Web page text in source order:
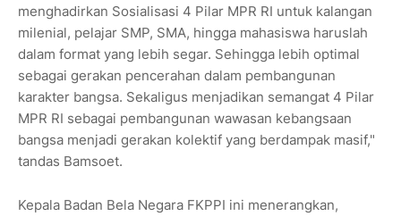
menghadirkan Sosialisasi 4 Pilar MPR RI untuk kalangan
milenial, pelajar SMP, SMA, hingga mahasiswa haruslah
dalam format yang lebih segar. Sehingga lebih optimal
sebagai gerakan pencerahan dalam pembangunan
karakter bangsa. Sekaligus menjadikan semangat 4 Pilar
MPR RI sebagai pembangunan wawasan kebangsaan
bangsa menjadi gerakan kolektif yang berdampak masif,"
tandas Bamsoet.
Kepala Badan Bela Negara FKPPI ini menerangkan,